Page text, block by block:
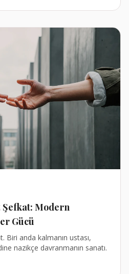
Modern
Gücü
Biri anda kalmanın ustası,
nazikçe davranmanın sanatı.